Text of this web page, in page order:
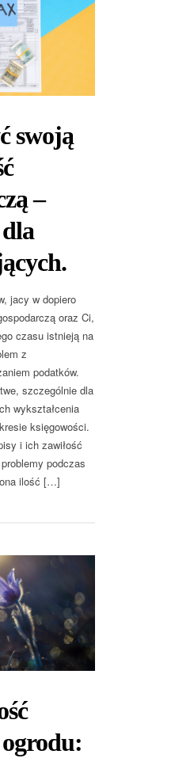
swoją
–
jacy w dopiero
oraz Ci,
czasu istnieją na
z
podatków.
szczególnie dla
wykształcenia
księgowości.
i ich zawiłość
podczas
ilość […]